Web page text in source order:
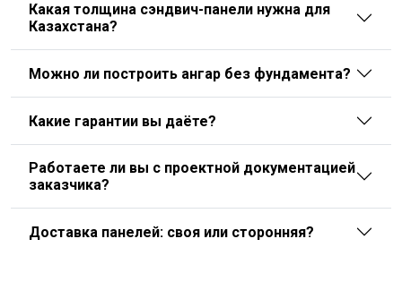
Какая толщина сэндвич-панели нужна для
Казахстана?
Можно ли построить ангар без фундамента?
Какие гарантии вы даёте?
Работаете ли вы с проектной документацией
заказчика?
Доставка панелей: своя или сторонняя?